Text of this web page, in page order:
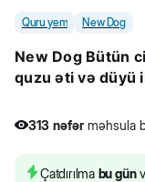
Quru yem New Dog
New Dog Bütün
quzu əti və düyü
313 nəfər məhsula
313 nəfər məhsula
Çatdırılma bu gün